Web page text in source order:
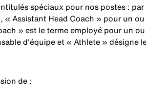
spéciaux pour nos postes :
Assistant Head Coach » pour un
» est le terme employé pour un
d'équipe et « Athlete » désigne
de :